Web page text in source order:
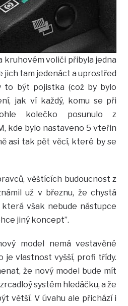
kruhovém voliči přibyla jedna
jich tam jedenáct a uprostřed
to být pojistka (což by bylo
jak ví každý, komu se při
kolečko posunulo z
kde bylo nastaveno 5 vteřin
asi tak pět věcí, které by se
věštících budoucnost z
už v březnu, že chystá
která však nebude nástupce
jiný koncept”.
model nemá vestavěné
je vlastnost vyšší, profi třídy.
že nový model bude mít
systém hledáčku, a že
větší. V úvahu ale přichází i